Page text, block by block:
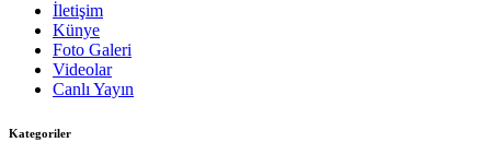
İletişim
Künye
Foto Galeri
Videolar
Canlı Yayın
Kategoriler